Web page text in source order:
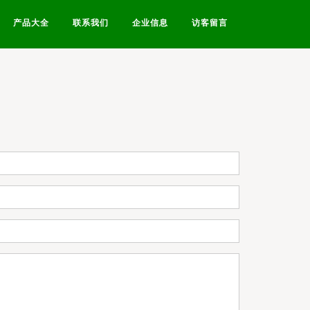
产品大全 联系我们 企业信息 访客留言